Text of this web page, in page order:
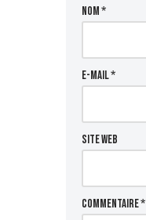
Nom*
E-mail*
Site web
Commentaire*